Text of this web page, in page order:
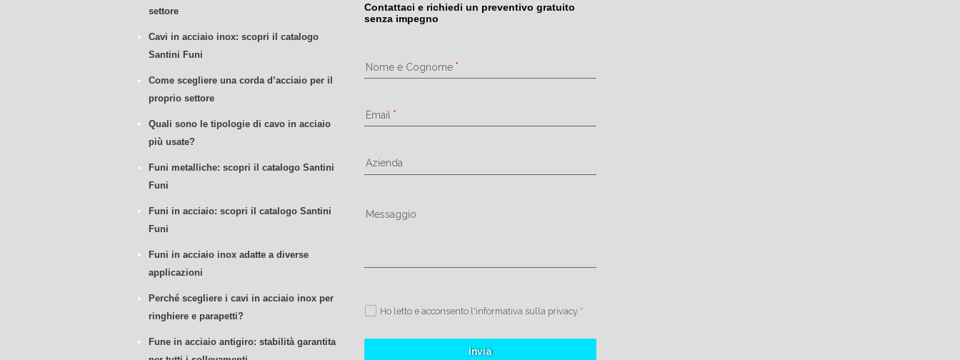
settore
Cavi in acciaio inox: scopri il catalogo
Santini Funi
Come scegliere una corda d’acciaio per il
proprio settore
Quali sono le tipologie di cavo in acciaio
più usate?
Funi metalliche: scopri il catalogo Santini
Funi
Funi in acciaio: scopri il catalogo Santini
Funi
Funi in acciaio inox adatte a diverse
applicazioni
Perché scegliere i cavi in acciaio inox per
ringhiere e parapetti?
Fune in acciaio antigiro: stabilità garantita
Contattaci e richiedi un preventivo gratuito
senza impegno
Nome e Cognome
Email
Azienda
Messaggio
Ho letto e acconsento l'informativa sulla privacy *
Invia